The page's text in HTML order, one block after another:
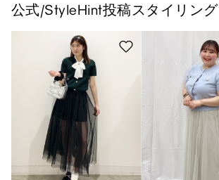
公式/StyleHint投稿スタイリング